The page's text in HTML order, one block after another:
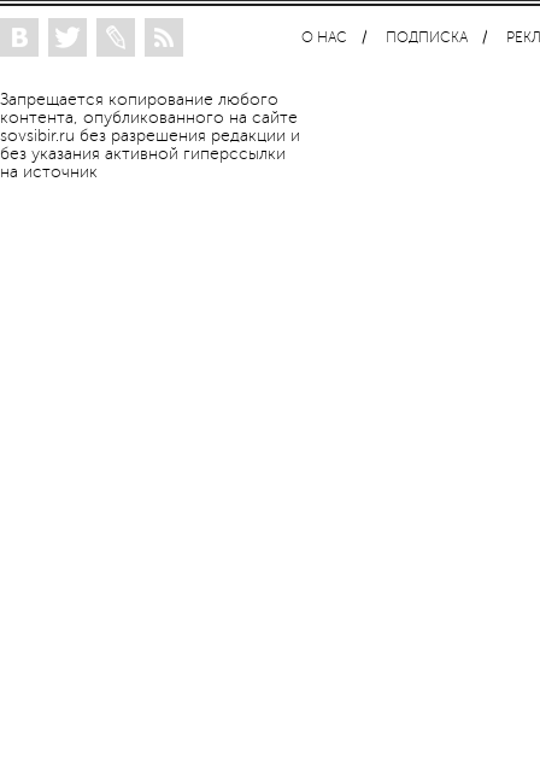
Запрещается копирование любого
контента, опубликованного на сайте
sovsibir.ru без разрешения редакции и
без указания активной гиперссылки
на источник
О НАС ПОДПИСКА